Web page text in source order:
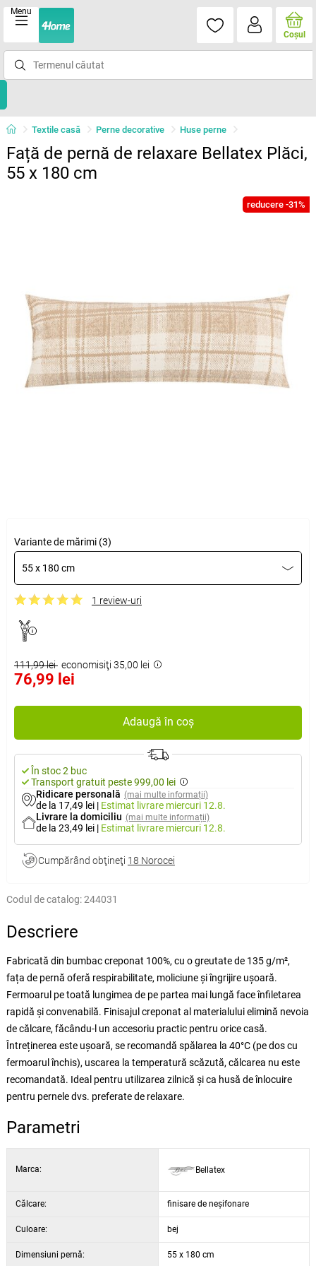
Menu
Coşul
Textile casă Perne decorative Huse perne
Față de pernă de relaxare Bellatex Plăci,
55 x 180 cm
reducere -31%
Variante de mărimi (3)
55 x 180 cm
1 review-uri
111,99 lei economisiţi 35,00 lei
76,99 lei
Adaugă în coș
În stoc 2 buc
Transport gratuit peste 999,00 lei
Ridicare personală (mai multe informații)
de la 17,49 lei | Estimat livrare miercuri 12.8.
Livrare la domiciliu (mai multe informații)
de la 23,49 lei | Estimat livrare miercuri 12.8.
Cumpărând obţineţi 18 Norocei
Codul de catalog:244031
Descriere
Fabricată din bumbac creponat 100%, cu o greutate de 135 g/m²,
fața de pernă oferă respirabilitate, moliciune și îngrijire ușoară.
Fermoarul pe toată lungimea de pe partea mai lungă face înfiletarea
rapidă și convenabilă. Finisajul creponat al materialului elimină nevoia
de călcare, făcându-l un accesoriu practic pentru orice casă.
Întreținerea este ușoară, se recomandă spălarea la 40°C (pe dos cu
fermoarul închis), uscarea la temperatură scăzută, călcarea nu este
recomandată. Ideal pentru utilizarea zilnică și ca husă de înlocuire
pentru pernele dvs. preferate de relaxare.
Parametri
Marca: Bellatex
Călcare: finisare de neșifonare
Culoare: bej
Dimensiuni pernă: 55 x 180 cm